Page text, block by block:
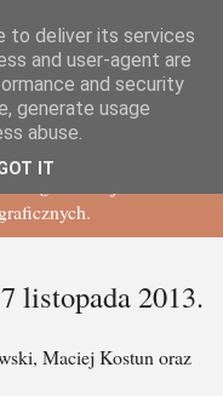
listopada 2013.
Maciej Kostun oraz
to deliver its services
and user-agent are
and security
generate usage
abuse.
IT